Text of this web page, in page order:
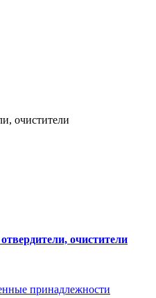
очистители
очистители
принадлежности